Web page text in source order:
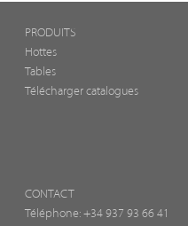
PRODUITS
Hottes
Tables
Télécharger catalogues
CONTACT
Téléphone: +34 937 93 66 41